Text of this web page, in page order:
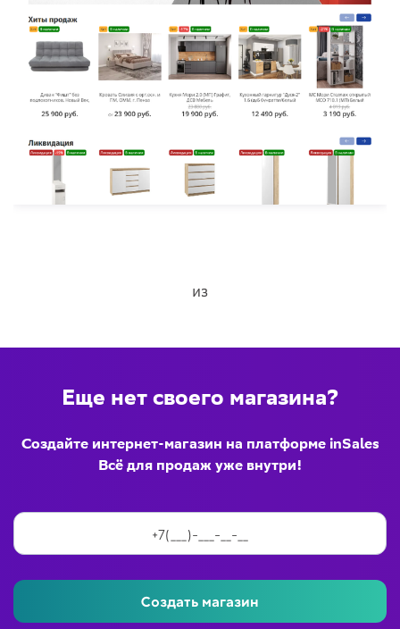
из
Еще нет своего магазина?
Создайте интернет-магазин на платформе inSales
Всё для продаж уже внутри!
Создать магазин